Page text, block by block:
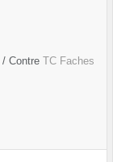
/ Contre TC Faches